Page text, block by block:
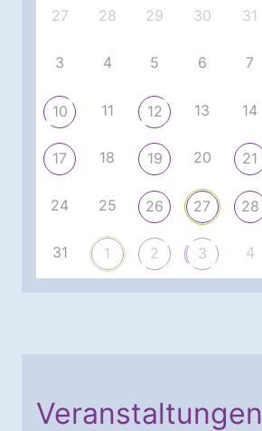
27 28 29 30 31
3 4 5 6 7
10 11 12 13 14
17 18 19 20 21
24 25 26 27 28
31 1 2 3 4
Veranstaltungen